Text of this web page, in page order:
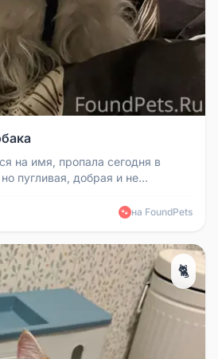
на имя, пропала сегодня в
пугливая, добрая и не
🐾 на FoundPets
🐈